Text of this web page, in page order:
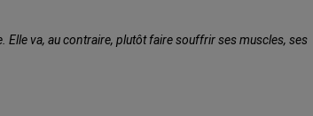
Elle va, au contraire, plutôt faire souffrir ses muscles, ses